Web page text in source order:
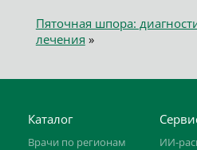
Пяточная шпора:
лечения »
Каталог
Врачи по регионам
ИИ-